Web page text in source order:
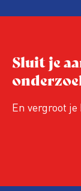
verder.
Sluit je
En vergroot